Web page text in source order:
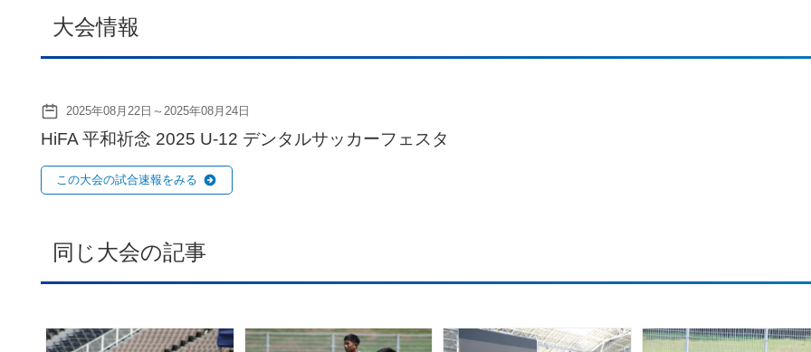
大会情報
2025年08月22日～2025年08月24日
HiFA 平和祈念 2025 U-12 デンタルサッカーフェスタ
この大会の試合速報をみる
同じ大会の記事